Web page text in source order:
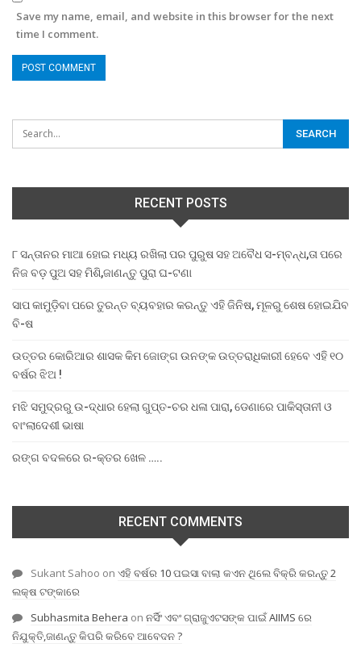
Save my name, email, and website in this browser for the next
time I comment.
RECENT POSTS
୮ ସନ୍ତାନର ମାଆ ହୋଇ ମଧ୍ୟ ରଖିଲା ପର ପୁରୁଷ ସହ ଅବୈଧ ସ-ମ୍ବନ୍ଧ,ତା ପରେ
ନିଜ ବଡ଼ ପୁଅ ସହ ମିଶି,ଜାଣନ୍ତୁ ପୁରା ଘ-ଟଣା
ସାପ କାମୁଡ଼ିବା ପରେ ତୁରନ୍ତ ବ୍ୟବହାର କରନ୍ତୁ ଏହି ଜିନିଷ, ମୂଳରୁ ଶେଷ ହୋଇଯିବ
ବି-ଷ
ଉତ୍ତର କୋରିଆର ଶାସକ କିମ ଜୋଙ୍ଗ ଉନଙ୍କ ଉତ୍ତରାଧିକାରୀ ହେବେ ଏହି ୧୦
ବର୍ଷର ଝିଅ !
ମଝି ସମୁଦ୍ରରୁ ଉ-ଦ୍ଧାର ହେଲା ଗୁପ୍ତ-ଚର ଧଳା ପାରା, ଡେଣାରେ ପାକିସ୍ତାନୀ ଓ
ବାଂଲାଦେଶୀ ଭାଷା
ରଙ୍ଗ ବଦଳରେ ର-କ୍ତର ଖେଳ …..
RECENT COMMENTS
Sukant Sahoo on ଏହି ବର୍ଷର 10 ପଇସା ବାଲା କଏନ ଥିଲେ ବିକ୍ରି କରନ୍ତୁ 2
ଲକ୍ଷ ଟଙ୍କାରେ
Subhasmita Behera on ନର୍ସିଂ ଏବଂ ଗ୍ରାଜୁଏଟସଙ୍କ ପାଇଁ AIIMS ରେ
ନିଯୁକ୍ତି,ଜାଣନ୍ତୁ କିପରି କରିବେ ଆବେଦନ ?